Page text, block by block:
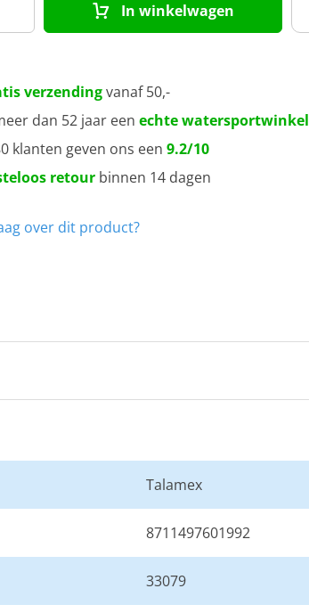
In winkelwagen
verzendingvanaf 50,-
dan 52 jaar een echte watersportwinkel
klanten geven ons een 9.2/10
retourbinnen 14 dagen
over dit product?
Talamex
8711497601992
33079